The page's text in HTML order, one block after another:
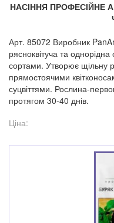
НАСІННЯ ПРОФЕСІЙНЕ
Арт. 85072 Виробник
рясноквітуча та
сортами. Утворює щільну
прямостоячими
суцвіттями. Рослина-
протягом 30-40 днів.
Ціна: